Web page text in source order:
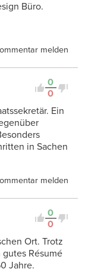
Büro.
melden
0
0
Ein
in Sachen
melden
0
0
Ort. Trotz
Résumé
Jahre.